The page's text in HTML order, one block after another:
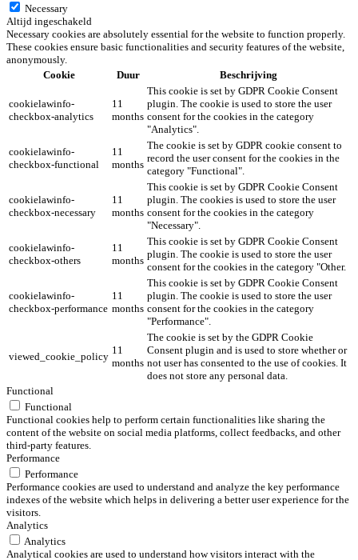
Necessary
Altijd ingeschakeld
Necessary cookies are absolutely essential for the website to function properly.
These cookies ensure basic functionalities and security features of the website,
anonymously.
Cookie
Duur Beschrijving
cookielawinfo-
checkbox-analytics
11
months
This cookie is set by GDPR Cookie Consent
plugin. The cookie is used to store the user
consent for the cookies in the category
"Analytics".
cookielawinfo-
checkbox-functional
11
months
The cookie is set by GDPR cookie consent to
record the user consent for the cookies in the
category "Functional".
cookielawinfo-
checkbox-necessary
11
months
This cookie is set by GDPR Cookie Consent
plugin. The cookies is used to store the user
consent for the cookies in the category
"Necessary".
cookielawinfo-
checkbox-others
11
months
This cookie is set by GDPR Cookie Consent
plugin. The cookie is used to store the user
consent for the cookies in the category "Other.
cookielawinfo-
checkbox-performance
11
months
This cookie is set by GDPR Cookie Consent
plugin. The cookie is used to store the user
consent for the cookies in the category
"Performance".
viewed_cookie_policy
11
months
The cookie is set by the GDPR Cookie
Consent plugin and is used to store whether or
not user has consented to the use of cookies. It
does not store any personal data.
Functional
Functional
Functional cookies help to perform certain functionalities like sharing the
content of the website on social media platforms, collect feedbacks, and other
third-party features.
Performance
Performance
Performance cookies are used to understand and analyze the key performance
indexes of the website which helps in delivering a better user experience for the
visitors.
Analytics
Analytics
Analytical cookies are used to understand how visitors interact with the